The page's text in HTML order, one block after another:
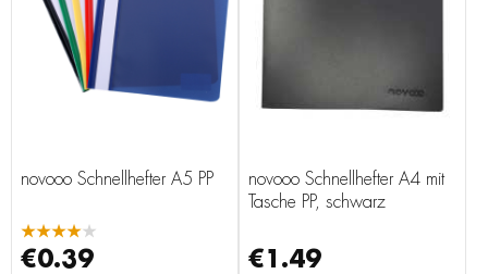
novooo Schnellhefter A5 PP
★★★★★
€0.39
novooo Schnellhefter A4 mit
Tasche PP, schwarz
€1.49